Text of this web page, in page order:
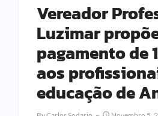
Vereador
Luzimar
pagamento de
aos
educação de